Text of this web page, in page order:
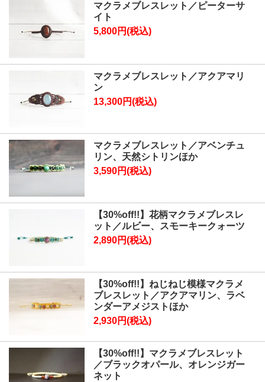
マクラメブレスレット／ピーターサ
イト
5,800円(税込)
マクラメブレスレット／アクアマリ
ン
13,300円(税込)
マクラメブレスレット／アベンチュ
リン、天然シトリンほか
3,590円(税込)
【30%off!!】花柄マクラメブレスレ
ット／ルビー、スモーキークォーツ
2,890円(税込)
【30%off!!】ねじねじ模様マクラメ
ブレスレット／アクアマリン、ラベ
ンダーアメジストほか
2,930円(税込)
【30%off!!】マクラメブレスレット
／ブラックオパール、オレンジガー
ネット